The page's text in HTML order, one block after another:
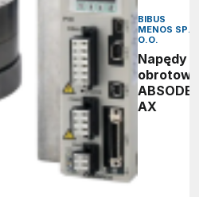
BIBUS
MENOS SP. Z
O.O.
Napędy
obrotowe
AX